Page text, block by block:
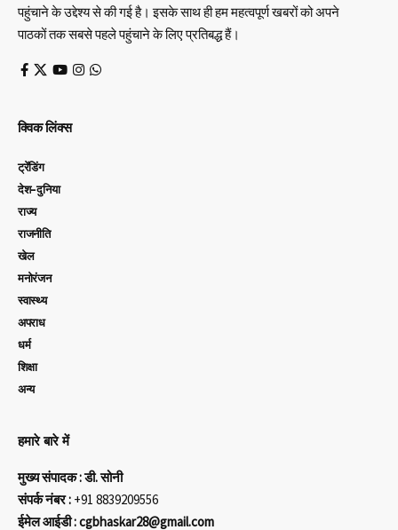
पहुंचाने के उद्देश्य से की गई है। इसके साथ ही हम महत्वपूर्ण खबरों को अपने
पाठकों तक सबसे पहले पहुंचाने के लिए प्रतिबद्ध हैं।
क्विक लिंक्स
ट्रेंडिंग
देश-दुनिया
राज्य
राजनीति
खेल
मनोरंजन
स्वास्थ्य
अपराध
धर्म
शिक्षा
अन्य
हमारे बारे में
मुख्य संपादक : डी. सोनी
संपर्क नंबर : +91 8839209556
ईमेल आईडी : cgbhaskar28@gmail.com